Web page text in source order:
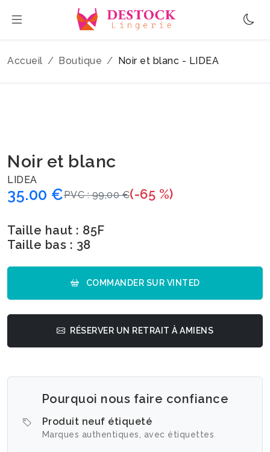
Accueil Boutique Noir et blanc - LIDEA
Noir et blanc
LIDEA
35.00 €PVC : 99,00 €(-65 %)
Taille haut : 85F
Taille bas : 38
COMMANDER SUR VINTED
RÉSERVER UN RETRAIT À AMIENS
Pourquoi nous faire confiance
Produit neuf étiqueté
Marques authentiques, avec étiquettes